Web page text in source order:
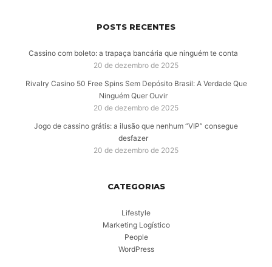
POSTS RECENTES
Cassino com boleto: a trapaça bancária que ninguém te conta
20 de dezembro de 2025
Rivalry Casino 50 Free Spins Sem Depósito Brasil: A Verdade Que
Ninguém Quer Ouvir
20 de dezembro de 2025
Jogo de cassino grátis: a ilusão que nenhum “VIP” consegue
desfazer
20 de dezembro de 2025
CATEGORIAS
Lifestyle
Marketing Logístico
People
WordPress